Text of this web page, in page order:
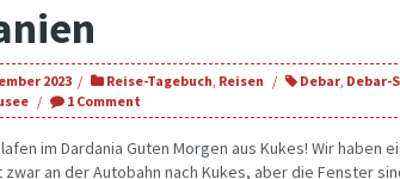
2023 Reise-Tagebuch, Reisen Debar, Debar-
1 Comment
im Dardania Guten Morgen aus Kukes! Wir haben
an der Autobahn nach Kukes, aber die Fenster